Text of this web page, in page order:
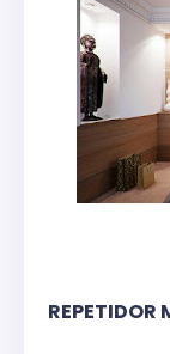
REPETIDOR